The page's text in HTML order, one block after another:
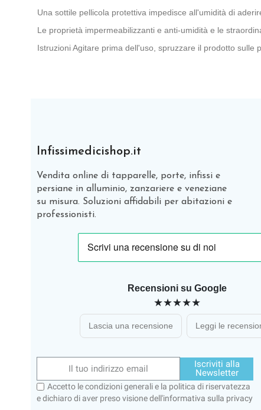
Una sottile pellicola protettiva impedisce all'umidità di
Le proprietà impermeabilizzanti e anti-umidità e le
Istruzioni Agitare prima dell'uso, spruzzare il prodotto
Infissimedicishop.it
Vendita online di tapparelle, porte, infissi e
persiane in alluminio, zanzariere e veneziane
su misura. Soluzioni affidabili per abitazioni e
professionisti.
Recensioni su Google
★★★★★
Lascia una recensione Leggi le
Iscriviti alla
Newsletter
Accetto le condizioni generali e la politica di riservatezza
e dichiaro di aver preso visione dell'informativa sulla privacy